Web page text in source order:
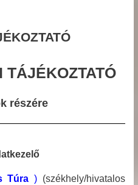
TÁJÉKOZTATÓ
részére
Túra ) (székhely/hivatalos